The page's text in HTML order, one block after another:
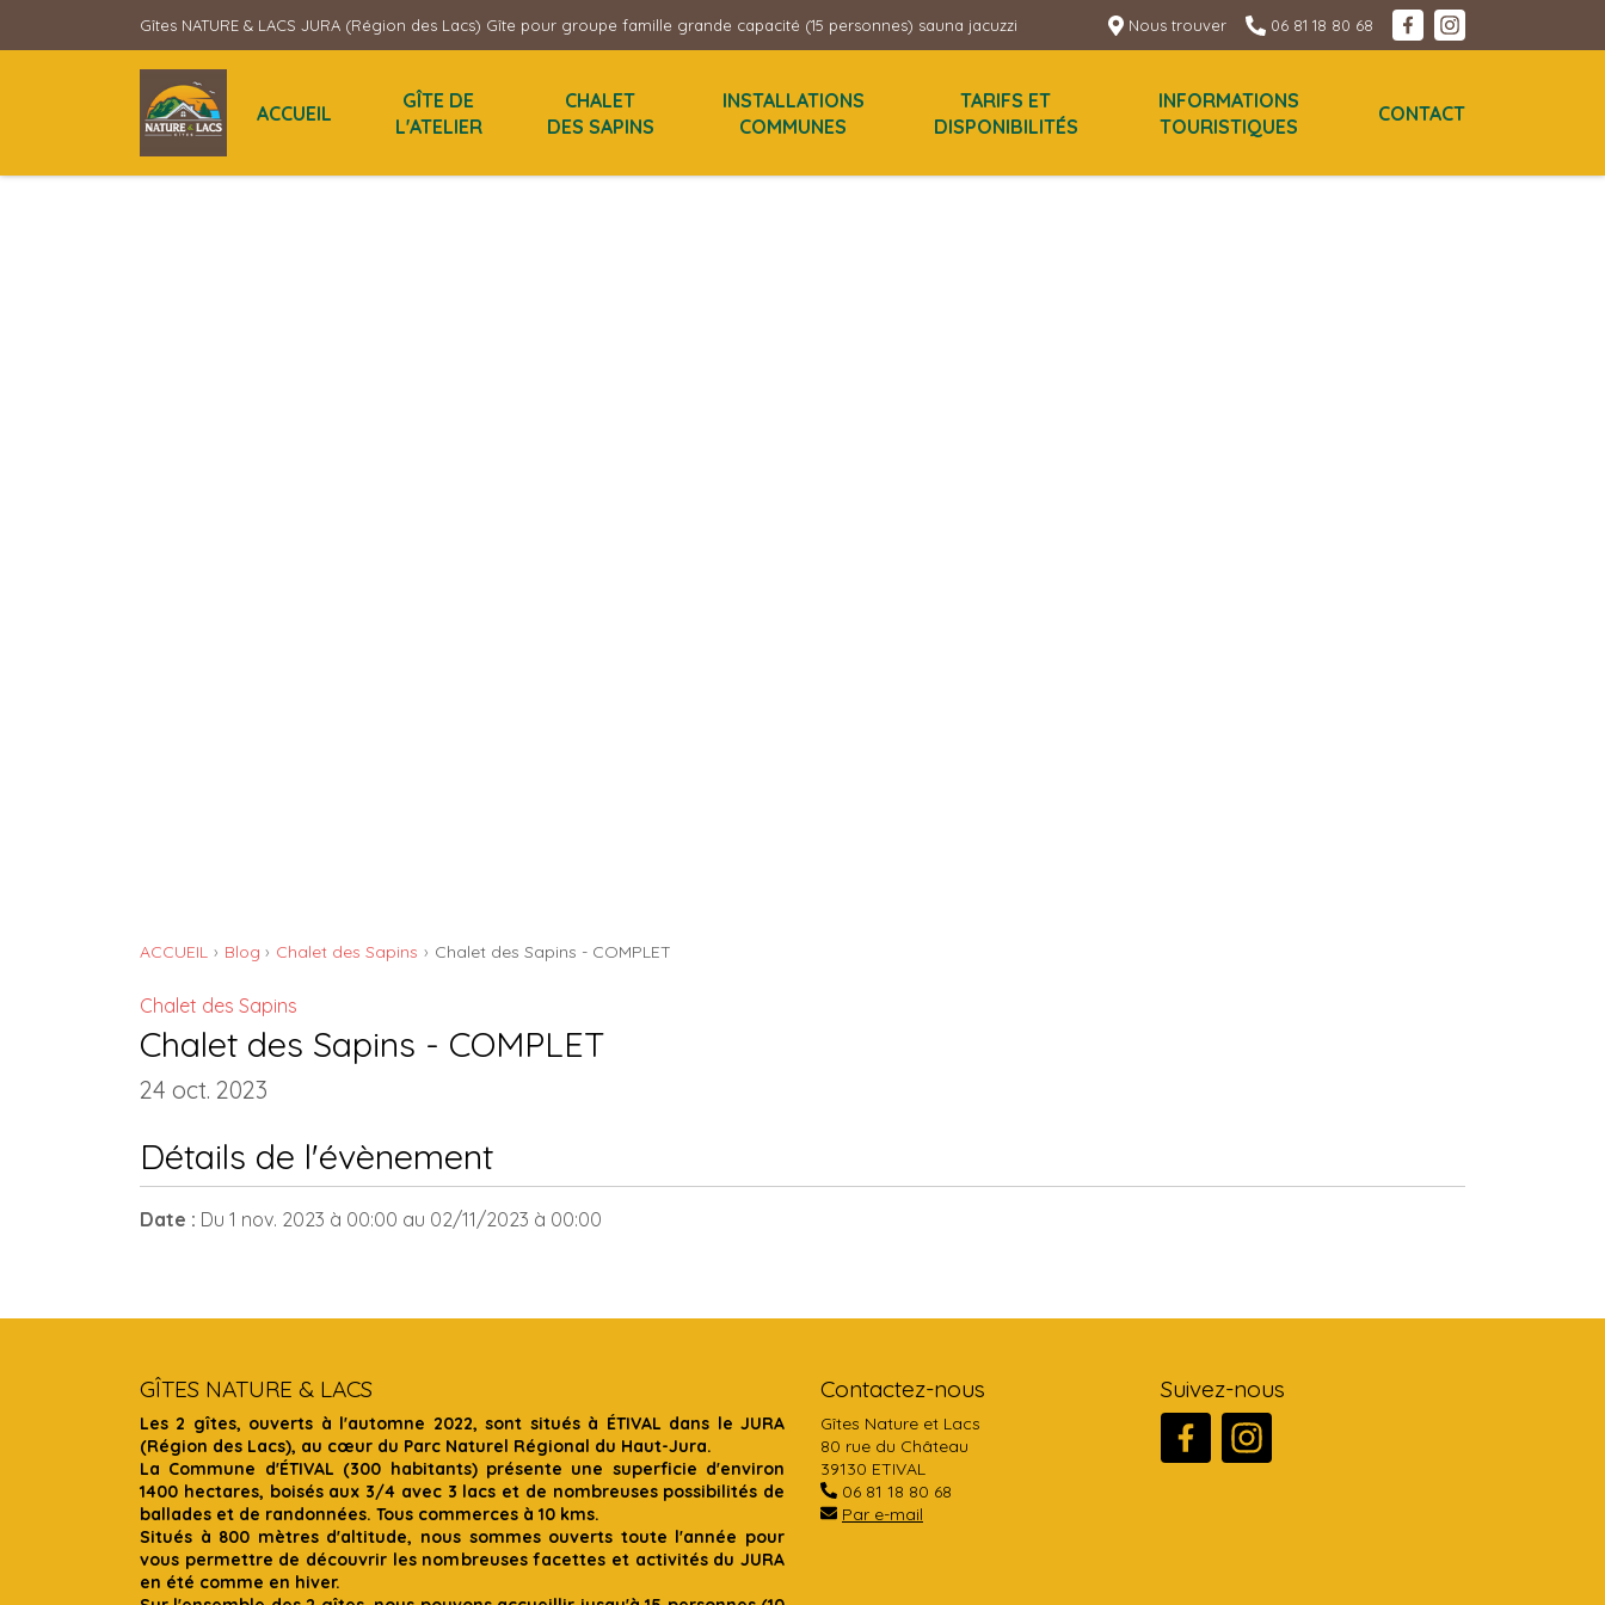
Gîtes NATURE & LACS JURA (Région des Lacs) Gîte pour groupe famille grande capacité (15 personnes) sauna jacuzzi Nous trouver 06 81 18 80 68
ACCUEIL
GÎTE DE
L'ATELIER
CHALET
DES SAPINS
INSTALLATIONS
COMMUNES
TARIFS ET
DISPONIBILITÉS
INFORMATIONS
TOURISTIQUES
CONTACT
ACCUEIL Blog Chalet des Sapins Chalet des Sapins - COMPLET
Chalet des Sapins
Chalet des Sapins - COMPLET
24 oct. 2023
Détails de l'évènement
Date : Du 1 nov. 2023 à 00:00 au 02/11/2023 à 00:00
GÎTES NATURE & LACS
Les 2 gîtes, ouverts à l'automne 2022, sont situés à ÉTIVAL dans le JURA
(Région des Lacs), au cœur du Parc Naturel Régional du Haut-Jura.
La Commune d'ÉTIVAL (300 habitants) présente une superficie d'environ
1400 hectares, boisés aux 3/4 avec 3 lacs et de nombreuses possibilités de
ballades et de randonnées. Tous commerces à 10 kms.
Situés à 800 mètres d'altitude, nous sommes ouverts toute l'année pour
vous permettre de découvrir les nombreuses facettes et activités du JURA
en été comme en hiver.
Contactez-nous
Gîtes Nature et Lacs
80 rue du Château
39130 ETIVAL
06 81 18 80 68
Par e-mail
Suivez-nous